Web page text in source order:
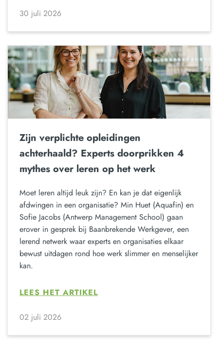
30 juli 2026
Zijn verplichte opleidingen
achterhaald? Experts doorprikken 4
mythes over leren op het werk
Moet leren altijd leuk zijn? En kan je dat eigenlijk
afdwingen in een organisatie? Min Huet (Aquafin) en
Sofie Jacobs (Antwerp Management School) gaan
erover in gesprek bij Baanbrekende Werkgever, een
lerend netwerk waar experts en organisaties elkaar
bewust uitdagen rond hoe werk slimmer en menselijker
kan.
LEES HET ARTIKEL
02 juli 2026